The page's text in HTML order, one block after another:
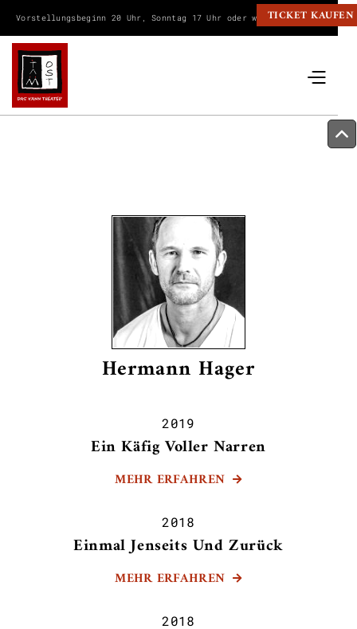
Vorstellungsbeginn 20 Uhr, Sonntag 17 Uhr oder wie angegeben.
TICKET KAUFEN
Hermann Hager
2019
Ein Käfig Voller Narren
MEHR ERFAHREN 
2018
Einmal Jenseits Und Zurück
MEHR ERFAHREN 
2018